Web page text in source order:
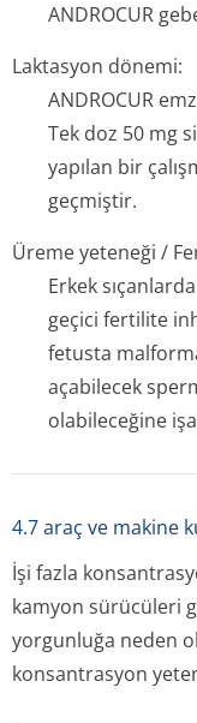
ANDROCUR
Laktasyon dönemi:
ANDROCUR
Tek doz 50 mg
yapılan bir
geçmiştir.
Üreme yeteneği /
Erkek
geçici fertilite
fetusta
açabilecek
olabileceğine
4.7 araç ve makine
İşi fazla
kamyon sürücüleri
yorgunluğa neden
konsantrasyon